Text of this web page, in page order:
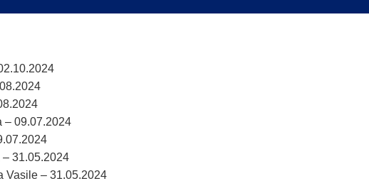
– 09.07.2024
31.05.2024
Vasile – 31.05.2024